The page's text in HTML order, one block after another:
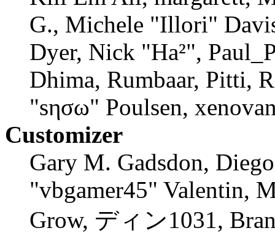
G., Michele "Illori"
Dyer, Nick "Ha²",
Dhima, Rumbaar, Pitti,
"sησω" Poulsen,
Customizer
Gary M. Gadsdon,
"vbgamer45" Valentin,
Grow, ディン1031,